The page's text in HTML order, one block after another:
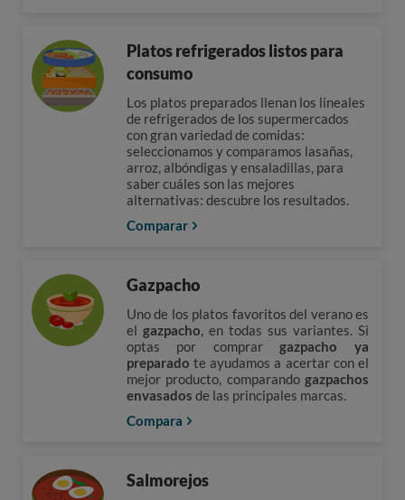
Platos refrigerados listos para
consumo
Los platos preparados llenan los lineales
de refrigerados de los supermercados
con gran variedad de comidas:
seleccionamos y comparamos lasañas,
arroz, albóndigas y ensaladillas, para
saber cuáles son las mejores
alternativas: descubre los resultados.
Comparar
Gazpacho
Uno de los platos favoritos del verano es
el gazpacho, en todas sus variantes. Si
optas por comprargazpacho ya
preparado te ayudamos a acertar con el
mejor producto, comparando gazpachos
envasados de las principales marcas.
Compara
Salmorejos